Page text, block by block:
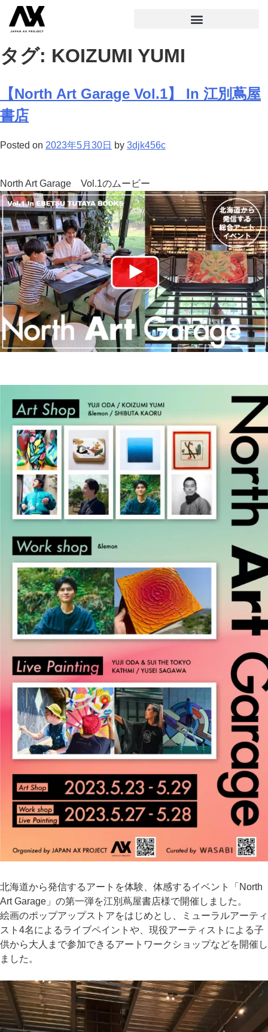
タグ: KOIZUMI YUMI
【North Art Garage Vol.1】 In 江別蔦屋
書店
Posted on 2023年5月30日 by 3djk456c
North Art Garage Vol.1のムービー
北海道から発信するアートを体験、体感するイベント「North
Art Garage」の第一弾を江別蔦屋書店様で開催しました。
絵画のポップアップストアをはじめとし、ミューラルアーティ
スト4名によるライブペイントや、現役アーティストによる子
供から大人まで参加できるアートワークショップなどを開催し
ました。